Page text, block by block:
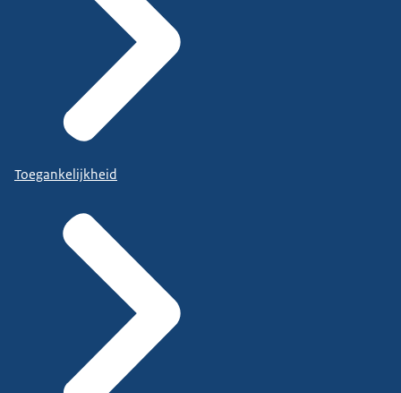
Toegankelijkheid